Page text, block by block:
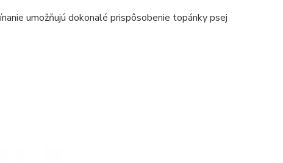
umožňujú dokonalé prispôsobenie topánky psej